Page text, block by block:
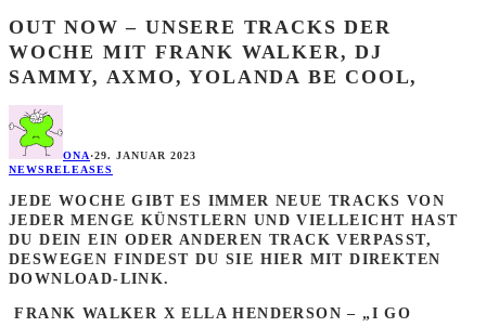
OUT NOW – UNSERE TRACKS DER
WOCHE MIT FRANK WALKER, DJ
SAMMY, AXMO, YOLANDA BE COOL,
ONA·29. JANUAR 2023
NEWSRELEASES
JEDE WOCHE GIBT ES IMMER NEUE TRACKS VON
JEDER MENGE KÜNSTLERN UND VIELLEICHT HAST
DU DEIN EIN ODER ANDEREN TRACK VERPASST,
DESWEGEN FINDEST DU SIE HIER MIT DIREKTEN
DOWNLOAD-LINK.
FRANK WALKER X ELLA HENDERSON – „I GO